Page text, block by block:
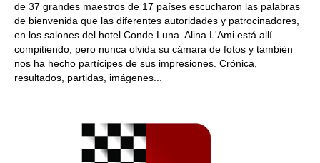
de 37 grandes maestros de 17 países escucharon las palabras
de bienvenida que las diferentes autoridades y patrocinadores,
en los salones del hotel Conde Luna. Alina L'Ami está allí
compitiendo, pero nunca olvida su cámara de fotos y también
nos ha hecho partícipes de sus impresiones. Crónica,
resultados, partidas, imágenes...